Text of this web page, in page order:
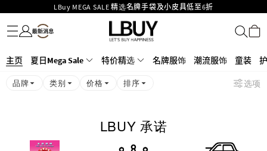
LBuy MEGA SALE 精选名牌手袋及小皮具低至6折
Goyard Hobo / Hobo Mini人气限量特别版限时原价低至75折!
LBuy呈献 - Hermès 及 Chanel 手袋及首饰低至6折，立即入手!
426号铺！
MOKO 1楼175号铺旗舰店特设名牌Hermès、CHANEL及LV专区！
购物满HKD500即享免运费！
名牌服饰
潮流服饰
童装
护肤美妆
香水香薰
个人护理
母婴护理
游戏及精品玩具
文仪用品
家居生活
电子产品
美食
医药保健
运动与户外用品
主页 夏日Mega Sale 特价精选 名牌服饰 潮流服饰 童装
品牌 类别 价格 排序 选项
LBUY 承诺